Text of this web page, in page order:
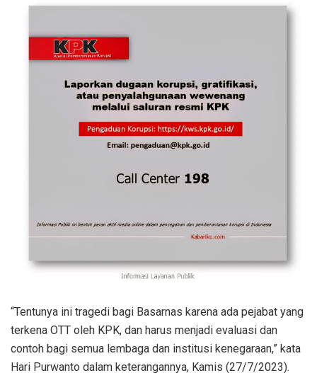
“Tentunya ini tragedi bagi Basarnas karena ada pejabat yang
terkena OTT oleh KPK, dan harus menjadi evaluasi dan
contoh bagi semua lembaga dan institusi kenegaraan,” kata
Hari Purwanto dalam keterangannya, Kamis (27/7/2023).